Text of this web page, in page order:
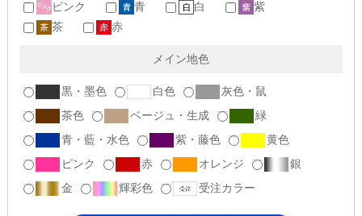
ピンク 青 白
紫
茶
赤
メイン地色
黒・墨色 白色
灰色・鼠
茶色
ベージュ・生成
緑
青・藍・水色
紫・藤色
黄色
ピンク
赤 オレンジ
銀
金
輝彩色 受注カラー